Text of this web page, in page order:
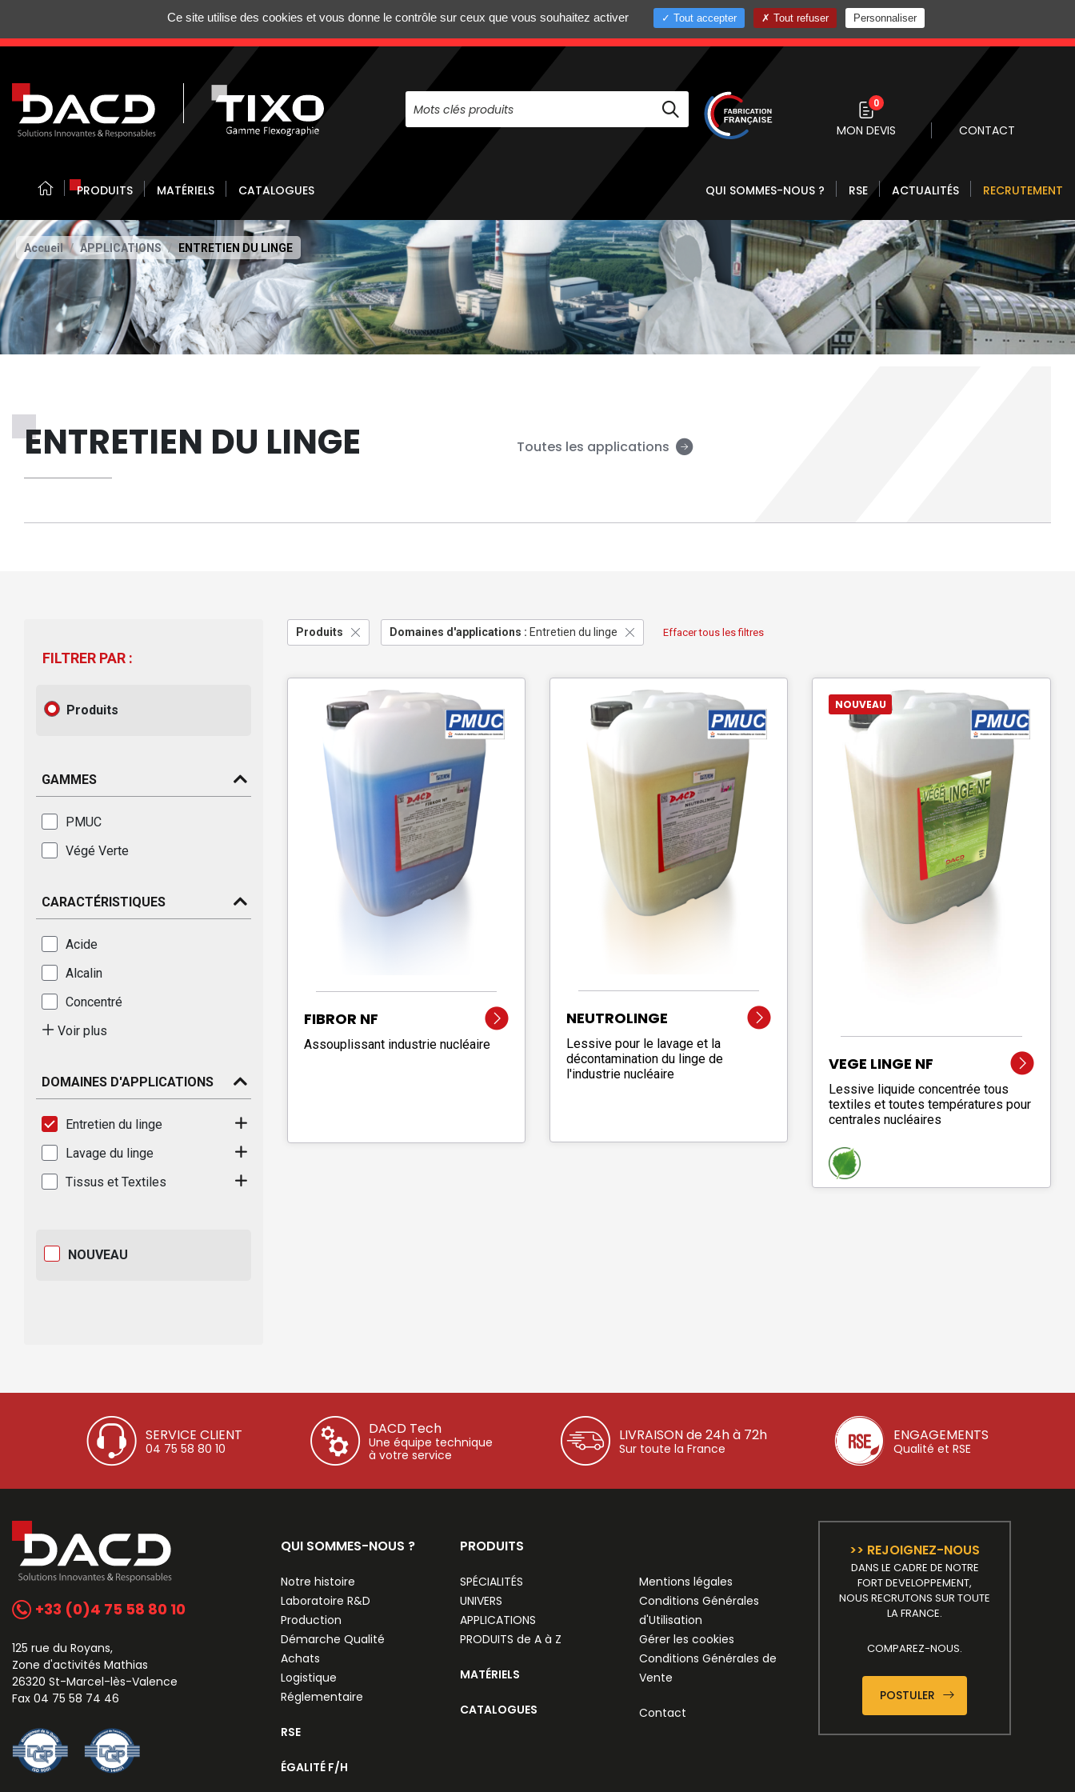
N'HÉSITEZ PAS À NOUS CONTACTER AU +33 (0)4 75 58 80 10
0
MON DEVIS CONTACT
PRODUITS MATÉRIELS CATALOGUES QUI SOMMES-NOUS ? RSE ACTUALITÉS RECRUTEMENT
Accueil APPLICATIONS ENTRETIEN DU LINGE
ENTRETIEN DU LINGE Toutes les applications
FILTRER PAR :
Produits
GAMMES
PMUC
Végé Verte
CARACTÉRISTIQUES
Acide
Alcalin
Concentré
Voir plus
DOMAINES D'APPLICATIONS
Entretien du linge
Lavage du linge
Tissus et Textiles
NOUVEAU
Produits Domaines d'applications : Entretien du linge Effacer tous les filtres
FIBROR NF
Assouplissant industrie nucléaire
NEUTROLINGE
Lessive pour le lavage et la
décontamination du linge de
l'industrie nucléaire
NOUVEAU
VEGE LINGE NF
Lessive liquide concentrée tous
textiles et toutes températures pour
centrales nucléaires
SERVICE CLIENT
04 75 58 80 10
DACD Tech
Une équipe technique
à votre service
LIVRAISON de 24h à 72h
Sur toute la France
ENGAGEMENTS
Qualité et RSE
+33 (0)4 75 58 80 10
125 rue du Royans,
Zone d'activités Mathias
26320 St-Marcel-lès-Valence
Fax 04 75 58 74 46
QUI SOMMES-NOUS ?
Notre histoire
Laboratoire R&D
Production
Démarche Qualité
Achats
Logistique
Réglementaire
RSE
ÉGALITÉ F/H
PRODUITS
SPÉCIALITÉS
UNIVERS
APPLICATIONS
PRODUITS de A à Z
MATÉRIELS
CATALOGUES
Mentions légales
Conditions Générales
d'Utilisation
Gérer les cookies
Conditions Générales de
Vente
Contact
>> REJOIGNEZ-NOUS
DANS LE CADRE DE NOTRE
FORT DEVELOPPEMENT,
NOUS RECRUTONS SUR TOUTE
LA FRANCE.
COMPAREZ-NOUS.
POSTULER
Ce site utilise des cookies et vous donne le contrôle sur ceux que vous souhaitez activer Tout accepter Tout refuser Personnaliser